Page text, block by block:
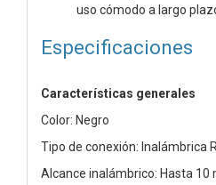
uso cómodo a largo
Especificaciones
Características generales
Color: Negro
Tipo de conexión: Inalámbrica
Alcance inalámbrico: Hasta 10